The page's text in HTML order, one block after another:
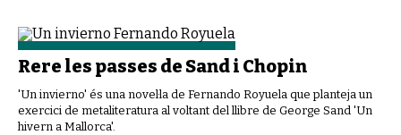
Rere les passes de Sand i Chopin
'Un invierno' és una novel·la de Fernando Royuela que planteja un
exercici de metaliteratura al voltant del llibre de George Sand 'Un
hivern a Mallorca'.